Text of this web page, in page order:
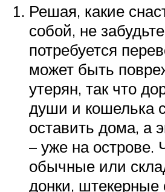
Решая, какие
собой, не
потребуется
может быть
утерян, так что
души и кошелька
оставить дома, а
– уже на острове.
обычные или
донки, штекерные